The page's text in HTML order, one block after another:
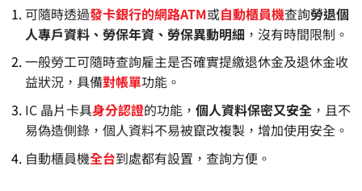
可隨時透過發卡銀行的網路ATM或自動櫃員機查詢勞退個
人專戶資料、勞保年資、勞保異動明細，沒有時間限制。
一般勞工可隨時查詢雇主是否確實提繳退休金及退休金收
益狀況，具備對帳單功能。
IC 晶片卡具身分認證的功能， 個人資料保密又安全，且不
易偽造側錄，個人資料不易被竄改複製，增加使用安全。
自動櫃員機全台到處都有設置，查詢方便。